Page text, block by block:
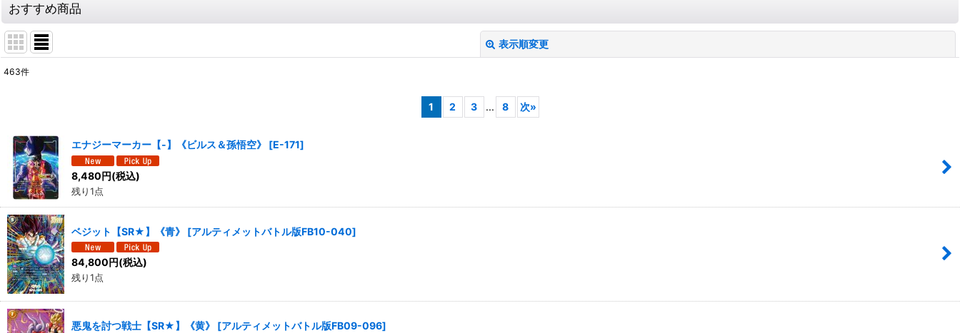
おすすめ商品
表示順変更
並び順:
463件
1 2 3 ... 8 次»
エナジーマーカー【-】《ビルス＆孫悟空》 [E-171]
8,480円(税込)
残り1点
ベジット【SR★】《青》 [アルティメットバトル版FB10-040]
84,800円(税込)
残り1点
悪鬼を討つ戦士【SR★】《黄》 [アルティメットバトル版FB09-096]